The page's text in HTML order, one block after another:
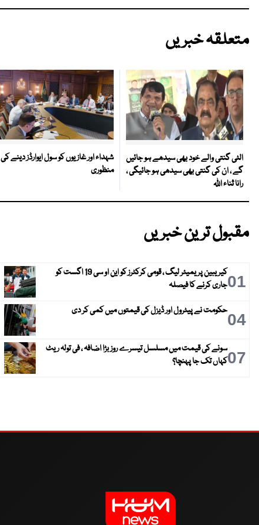
متعلقہ خبریں
الٹی گنتی والے خود بھی سیدھے ہو جائیں
گے ، ان کی گنتی بھی سیدھی ہو جائیگی ،
رانا ثناء اللہ
شہداء اور غازیوں کو سول ایوارڈز دینے کی
منظوری
مقبول ترین خبریں
01
کیریبین پریمیئر لیگ ، قومی کرکٹرز کو این او سی 19 اگست کو
جاری کرنے کا فیصلہ
04حکومت نے پیٹرول اور ڈیزل کی قیمتوں میں کمی کر دی
07سونے کی قیمت میں مسلسل تیسرے روز بڑا اضافہ ، فی تولہ ریٹ
کہاں تک جا پہنچا؟